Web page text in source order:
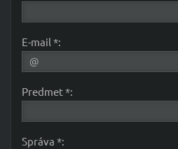
E-mail *:
Predmet *:
Správa *: